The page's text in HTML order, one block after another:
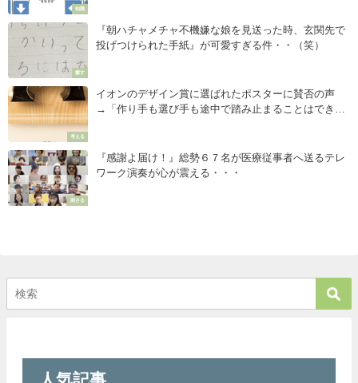
知識
癒す
『朝ハチャメチャ不機嫌な娘を見送った時、玄関先で
投げつけられた手紙』が可愛すぎる件・・（笑）
考える
イオンのデザイン賞に選ばれたポスターに賛否の声
→「作り手も選び手も途中で踏み止まることはできな
刺さる
『感謝よ届け！』総勢６７名が医療従事者へ送るテレ
ワーク演奏が心が震える・・・
人気記事